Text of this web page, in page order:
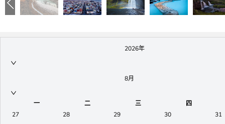
2026年
8月
一 二 三
四
27
28 29 30 31